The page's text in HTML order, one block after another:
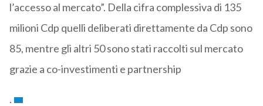
l’accesso al mercato”. Della cifra complessiva di 135
milioni Cdp quelli deliberati direttamente da Cdp sono
85, mentre gli altri 50 sono stati raccolti sul mercato
grazie a co-investimenti e partnership
.